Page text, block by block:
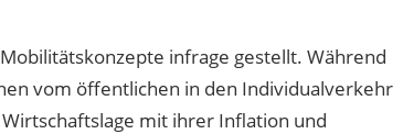
infrage gestellt. Während
vom öffentlichen in den Individualverkehr
mit ihrer Inflation und